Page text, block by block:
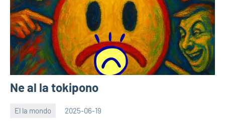
Ne al la tokipono
El la mondo 2025-06-19